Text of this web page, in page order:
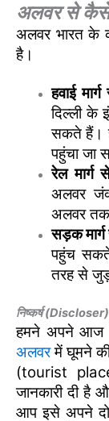
अलवर से
अलवर भारत के
है।
हवाई
दिल्ली के
सकते हैं।
पहुंचा जा
रेल मार्ग
अलवर
अलवर तक
सड़क
पहुंच सकते
तरह से
निष्कर्ष
हमने अपने आज
अलवरमें घूमने
(tourist
जानकारी दी है
आप इसे अपने